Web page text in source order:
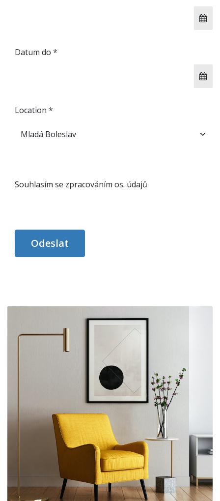
Datum do *
Location *
Souhlasím se zpracováním os. údajů
Odeslat